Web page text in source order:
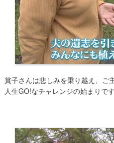
賞子さんは悲しみを乗り越え、ご
人生GO!なチャレンジの始まりです